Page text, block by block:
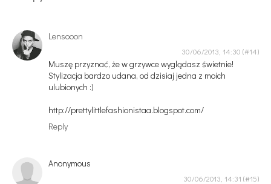
Lensooon
30/06/2013, 14:30
Muszę przyznać, że w grzywce wyglądasz świetnie!
Stylizacja bardzo udana, od dzisiaj jedna z moich
ulubionych :)
http://prettylittlefashionistaa.blogspot.com/
Reply
Anonymous
30/06/2013, 14:31